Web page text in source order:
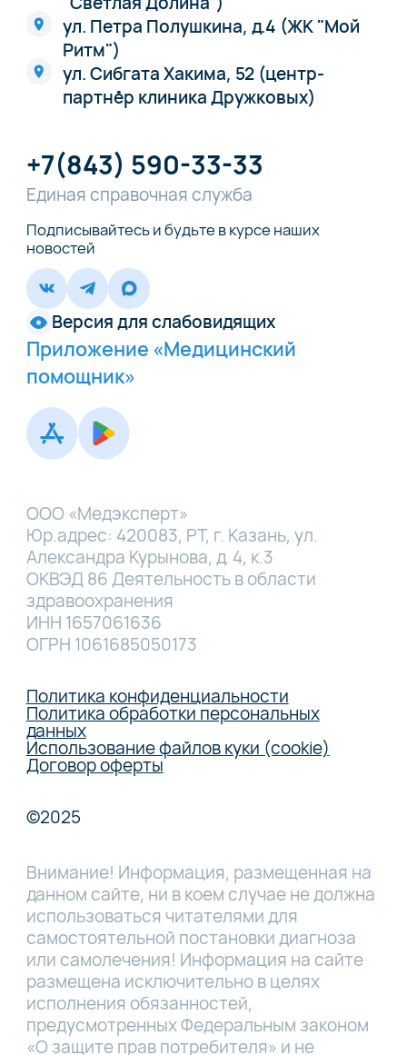
ул. Петра Полушкина, д.4 (ЖК "Мой
Ритм")
ул. Сибгата Хакима, 52 (центр-
партнёр клиника Дружковых)
+7(843) 590-33-33
Единая справочная служба
Подписывайтесь и будьте в курсе наших
новостей
Версия для слабовидящих
Приложение «Медицинский
помощник»
ООО «Медэксперт»
Юр.адрес: 420083, РТ, г. Казань, ул.
Александра Курынова, д. 4, к.3
ОКВЭД 86 Деятельность в области
здравоохранения
ИНН 1657061636
ОГРН 1061685050173
Политика конфиденциальности
Политика обработки персональных
данных
Использование файлов куки (cookie)
Договор оферты
©2025
Внимание! Информация, размещенная на
данном сайте, ни в коем случае не должна
использоваться читателями для
самостоятельной постановки диагноза
или самолечения! Информация на сайте
размещена исключительно в целях
исполнения обязанностей,
предусмотренных Федеральным законом
«О защите прав потребителя» и не